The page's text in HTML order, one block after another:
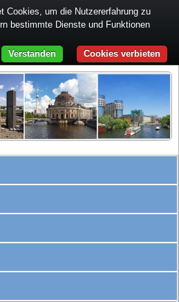
Cookies, um die Nutzererfahrung zu
bestimmte Dienste und Funktionen
Cookies verbieten
Verstanden